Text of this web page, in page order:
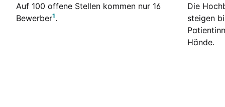
Auf 100 offene Stellen kommen nur 16
Bewerber1.
Die
steigen
Hände.